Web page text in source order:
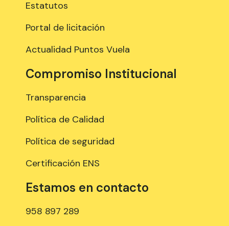
Estatutos
Portal de licitación
Actualidad Puntos Vuela
Compromiso Institucional
Transparencia
Política de Calidad
Política de seguridad
Certificación ENS
Estamos en contacto
958 897 289